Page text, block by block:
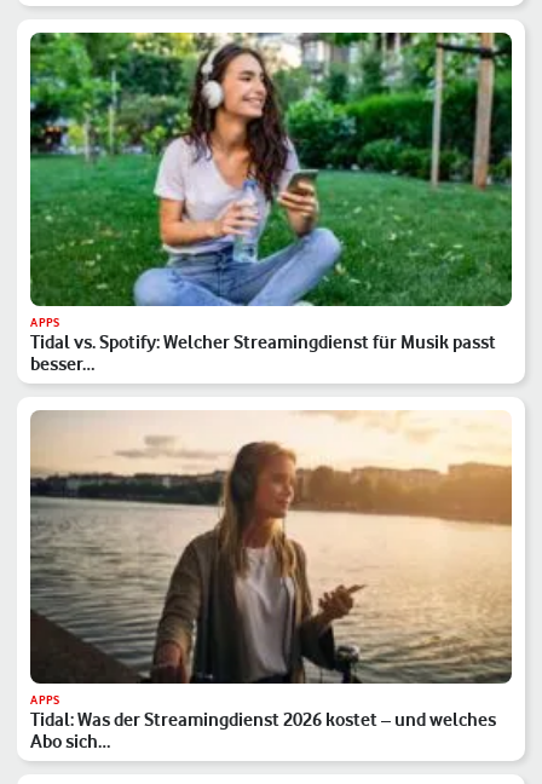
APPS
Tidal vs. Spotify: Welcher Streamingdienst für Musik passt
besser…
APPS
Tidal: Was der Streamingdienst 2026 kostet – und welches
Abo sich…